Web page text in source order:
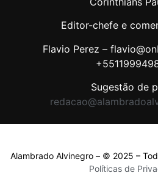
Editor-chefe e
Flavio Perez –
Sugestão de
Alambrado Alvinegro – © 2025 –
Políticas de